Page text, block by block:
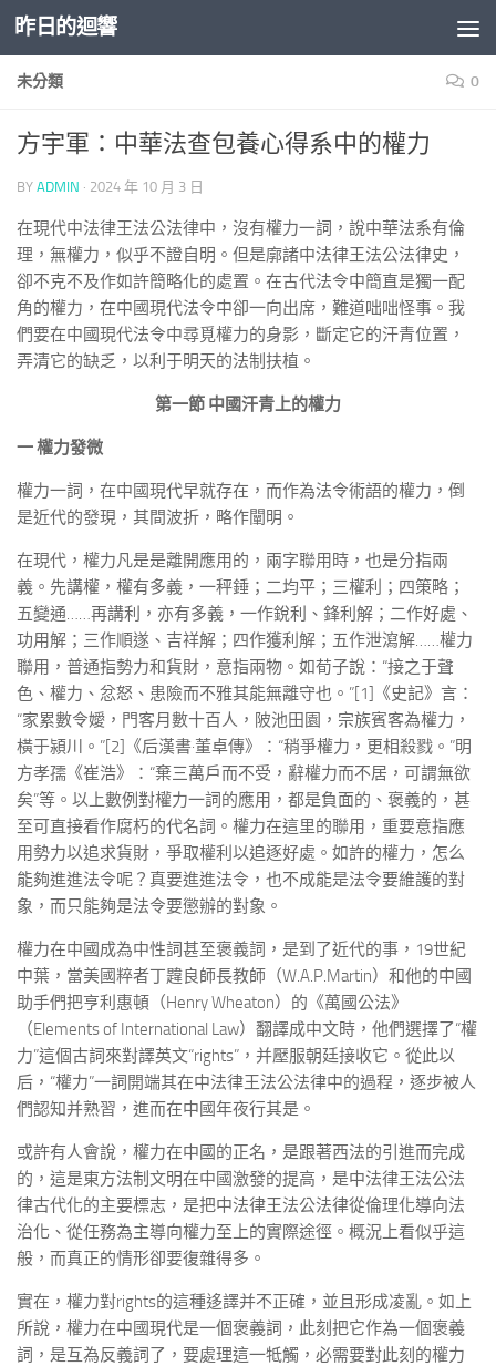
Skip to content
昨日的迴響
未分類 0
方宇軍：中華法查包養心得系中的權力
BY ADMIN · 2024 年 10 月 3 日
在現代中法律王法公法律中，沒有權力一詞，說中華法系有倫
理，無權力，似乎不證自明。但是廓諸中法律王法公法律史，
卻不克不及作如許簡略化的處置。在古代法令中簡直是獨一配
角的權力，在中國現代法令中卻一向出席，難道咄咄怪事。我
們要在中國現代法令中尋覓權力的身影，斷定它的汗青位置，
弄清它的缺乏，以利于明天的法制扶植。
第一節 中國汗青上的權力
一 權力發微
權力一詞，在中國現代早就存在，而作為法令術語的權力，倒
是近代的發現，其間波折，略作闡明。
在現代，權力凡是是離開應用的，兩字聯用時，也是分指兩
義。先講權，權有多義，一秤錘；二均平；三權利；四策略；
五變通……再講利，亦有多義，一作銳利、鋒利解；二作好處、
功用解；三作順遂、吉祥解；四作獲利解；五作泄瀉解……權力
聯用，普通指勢力和貨財，意指兩物。如荀子說：“接之于聲
色、權力、忿怒、患險而不雅其能無離守也。”[1]《史記》言：
“家累數令嬡，門客月數十百人，陂池田園，宗族賓客為權力，
橫于潁川。”[2]《后漢書·董卓傳》：“稍爭權力，更相殺戮。”明
方孝孺《崔浩》：“棄三萬戶而不受，辭權力而不居，可謂無欲
矣”等。以上數例對權力一詞的應用，都是負面的、褒義的，甚
至可直接看作腐朽的代名詞。權力在這里的聯用，重要意指應
用勢力以追求貨財，爭取權利以追逐好處。如許的權力，怎么
能夠進進法令呢？真要進進法令，也不成能是法令要維護的對
象，而只能夠是法令要懲辦的對象。
權力在中國成為中性詞甚至褒義詞，是到了近代的事，19世紀
中葉，當美國粹者丁韙良師長教師（W.A.P.Martin）和他的中國
助手們把亨利惠頓（Henry Wheaton）的《萬國公法》
（Elements of International Law）翻譯成中文時，他們選擇了“權
力”這個古詞來對譯英文“rights”，并壓服朝廷接收它。從此以
后，“權力”一詞開端其在中法律王法公法律中的過程，逐步被人
們認知并熟習，進而在中國年夜行其是。
或許有人會說，權力在中國的正名，是跟著西法的引進而完成
的，這是東方法制文明在中國激發的提高，是中法律王法公法
律古代化的主要標志，是把中法律王法公法律從倫理化導向法
治化、從任務為主導向權力至上的實際途徑。概況上看似乎這
般，而真正的情形卻要復雜得多。
實在，權力對rights的這種迻譯并不正確，並且形成凌亂。如上
所說，權力在中國現代是一個褒義詞，此刻把它作為一個褒義
詞，是互為反義詞了，要處理這一牴觸，必需要對此刻的權力